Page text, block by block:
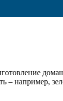
– например,